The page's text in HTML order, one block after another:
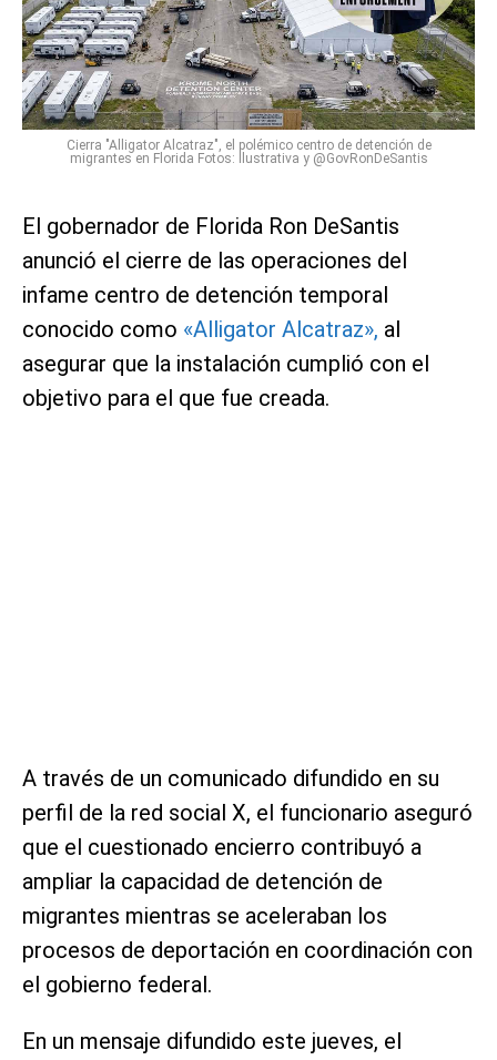
Cierra "Alligator Alcatraz", el polémico centro de detención de
migrantes en Florida Fotos: Ilustrativa y @GovRonDeSantis
El gobernador de Florida Ron DeSantis
anunció el cierre de las operaciones del
infame centro de detención temporal
conocido como «Alligator Alcatraz», al
asegurar que la instalación cumplió con el
objetivo para el que fue creada.
A través de un comunicado difundido en su
perfil de la red social X, el funcionario aseguró
que el cuestionado encierro contribuyó a
ampliar la capacidad de detención de
migrantes mientras se aceleraban los
procesos de deportación en coordinación con
el gobierno federal.
En un mensaje difundido este jueves, el